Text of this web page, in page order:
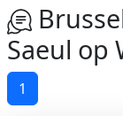
Saeul op
1